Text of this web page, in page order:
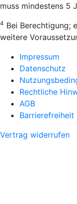
muss mindestens 5
4 Bei Berechtigung;
weitere
Impressum
Datenschutz
Rechtliche
AGB
Barrierefreiheit
Vertrag widerrufen